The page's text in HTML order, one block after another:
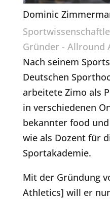
Dominic
Gründer - Allround
Nach seinem
Deutschen
arbeitete Zimo als
in verschiedenen
bekannter food
wie als Dozent für
Sportakademie.
Mit der Gründung
Athletics] will er